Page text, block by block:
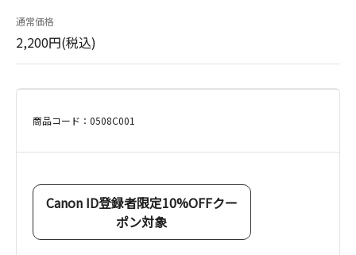
通常価格
2,200円(税込)
商品コード：0508C001
Canon ID登録者限定10%OFFクー
ポン対象